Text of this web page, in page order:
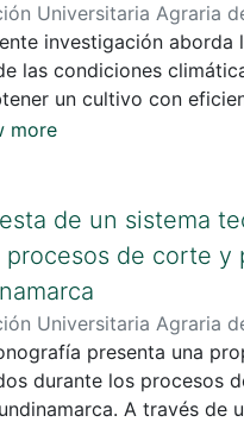
Universitaria Agraria
Moreno;Bautista Segura
investigación
las condiciones
un cultivo con
agraria, que permitan el
more
de un sistema
procesos de corte y
Universitaria Agraria
, Jorge Eduardo;Pérez
presenta una
durante los procesos
A través de